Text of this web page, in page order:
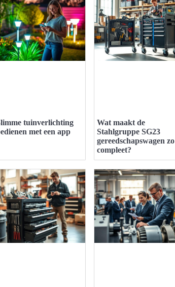
tuinverlichting
met een app
Wat maakt de
Stahlgruppe SG23
gereedschapswagen zo
compleet?